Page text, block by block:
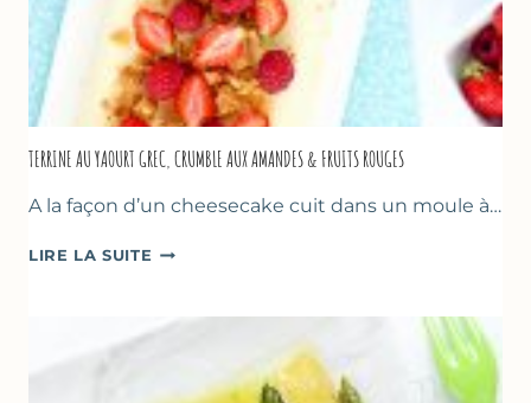
TERRINE AU YAOURT GREC, CRUMBLE AUX AMANDES & FRUITS ROUGES
A la façon d’un cheesecake cuit dans un moule à…
LIRE LA SUITE TERRINE
GREC,
AMANDES